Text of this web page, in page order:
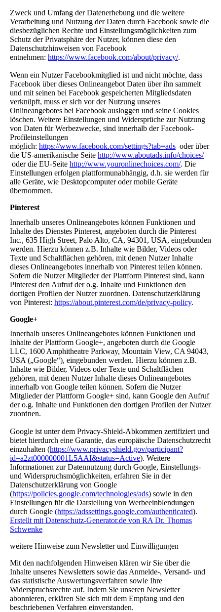
Zweck und Umfang der Datenerhebung und die weitere
Verarbeitung und Nutzung der Daten durch Facebook sowie die
diesbezüglichen Rechte und Einstellungsmöglichkeiten zum
Schutz der Privatsphäre der Nutzer, können diese den
Datenschutzhinweisen von Facebook
entnehmen: https://www.facebook.com/about/privacy/.
Wenn ein Nutzer Facebookmitglied ist und nicht möchte, dass
Facebook über dieses Onlineangebot Daten über ihn sammelt
und mit seinen bei Facebook gespeicherten Mitgliedsdaten
verknüpft, muss er sich vor der Nutzung unseres
Onlineangebotes bei Facebook ausloggen und seine Cookies
löschen. Weitere Einstellungen und Widersprüche zur Nutzung
von Daten für Werbezwecke, sind innerhalb der Facebook-
Profileinstellungen
möglich: https://www.facebook.com/settings?tab=ads oder über
die US-amerikanische Seite http://www.aboutads.info/choices/
oder die EU-Seite http://www.youronlinechoices.com/. Die
Einstellungen erfolgen plattformunabhängig, d.h. sie werden für
alle Geräte, wie Desktopcomputer oder mobile Geräte
übernommen.
Pinterest
Innerhalb unseres Onlineangebotes können Funktionen und
Inhalte des Dienstes Pinterest, angeboten durch die Pinterest
Inc., 635 High Street, Palo Alto, CA, 94301, USA, eingebunden
werden. Hierzu können z.B. Inhalte wie Bilder, Videos oder
Texte und Schaltflächen gehören, mit denen Nutzer Inhalte
dieses Onlineangebotes innerhalb von Pinterest teilen können.
Sofern die Nutzer Mitglieder der Plattform Pinterest sind, kann
Pinterest den Aufruf der o.g. Inhalte und Funktionen den
dortigen Profilen der Nutzer zuordnen. Datenschutzerklärung
von Pinterest: https://about.pinterest.com/de/privacy-policy.
Google+
Innerhalb unseres Onlineangebotes können Funktionen und
Inhalte der Plattform Google+, angeboten durch die Google
LLC, 1600 Amphitheatre Parkway, Mountain View, CA 94043,
USA („Google“), eingebunden werden. Hierzu können z.B.
Inhalte wie Bilder, Videos oder Texte und Schaltflächen
gehören, mit denen Nutzer Inhalte dieses Onlineangebotes
innerhalb von Google teilen können. Sofern die Nutzer
Mitglieder der Plattform Google+ sind, kann Google den Aufruf
der o.g. Inhalte und Funktionen den dortigen Profilen der Nutzer
zuordnen.
Google ist unter dem Privacy-Shield-Abkommen zertifiziert und
bietet hierdurch eine Garantie, das europäische Datenschutzrecht
einzuhalten (https://www.privacyshield.gov/participant?
id=a2zt000000001L5AAI&status=Active). Weitere
Informationen zur Datennutzung durch Google, Einstellungs-
und Widerspruchsmöglichkeiten, erfahren Sie in der
Datenschutzerklärung von Google
(https://policies.google.com/technologies/ads) sowie in den
Einstellungen für die Darstellung von Werbeeinblendungen
durch Google (https://adssettings.google.com/authenticated).
Erstellt mit Datenschutz-Generator.de von RA Dr. Thomas
Schwenke
weitere Hinweise zum Newsletter und Einwilligungen
Mit den nachfolgenden Hinweisen klären wir Sie über die
Inhalte unseres Newsletters sowie das Anmelde-, Versand- und
das statistische Auswertungsverfahren sowie Ihre
Widerspruchsrechte auf. Indem Sie unseren Newsletter
abonnieren, erklären Sie sich mit dem Empfang und den
beschriebenen Verfahren einverstanden.